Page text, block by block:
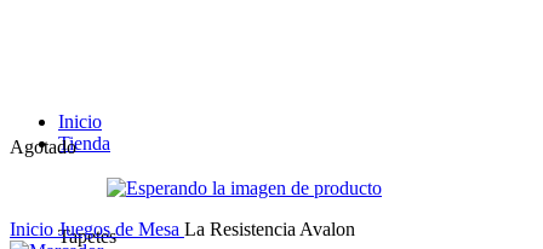
Inicio
Tienda
Tapetes
Agotado
Inicio Juegos de Mesa La Resistencia Avalon